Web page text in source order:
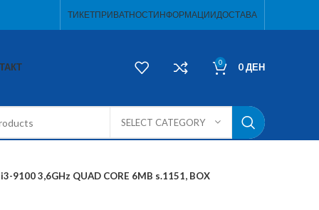
ТИКЕТПРИВАТНОСТИНФОРМАЦИИДОСТАВА
0 0ДЕН
SELECT CATEGORY
9100 3,6GHz QUAD CORE 6MB s.1151, BOX